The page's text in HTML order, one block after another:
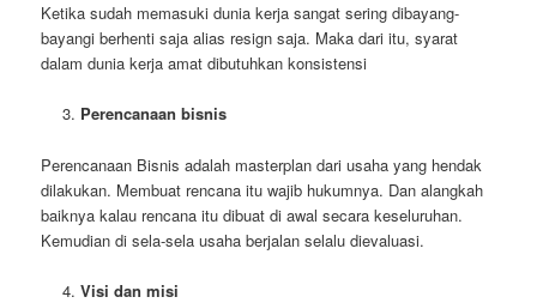
Ketika sudah memasuki dunia kerja sangat sering dibayang-
bayangi berhenti saja alias resign saja. Maka dari itu, syarat
dalam dunia kerja amat dibutuhkan konsistensi
Perencanaan bisnis
Perencanaan Bisnis adalah masterplan dari usaha yang hendak
dilakukan. Membuat rencana itu wajib hukumnya. Dan alangkah
baiknya kalau rencana itu dibuat di awal secara keseluruhan.
Kemudian di sela-sela usaha berjalan selalu dievaluasi.
Visi dan misi